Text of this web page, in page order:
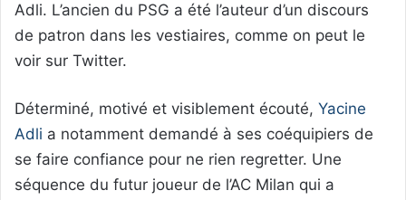
Adli. L’ancien du PSG a été l’auteur d’un discours
de patron dans les vestiaires, comme on peut le
voir sur Twitter.
Déterminé, motivé et visiblement écouté, Yacine
Adli a notamment demandé à ses coéquipiers de
se faire confiance pour ne rien regretter. Une
séquence du futur joueur de l’AC Milan qui a